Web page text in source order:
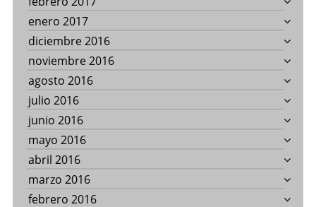
enero 2017
diciembre 2016
noviembre 2016
agosto 2016
julio 2016
junio 2016
mayo 2016
abril 2016
marzo 2016
febrero 2016